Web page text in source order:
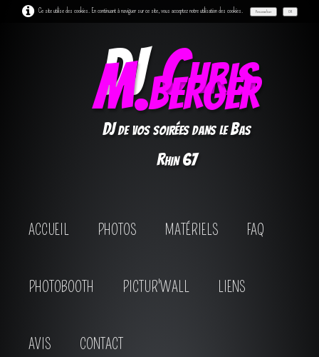
Ce site utilise des cookies. En continuant à naviguer sur ce site, vous acceptez notre utilisation des cookies. Personnaliser OK
DJChris
M.berger
DJ de vos soirées dans le Bas
Rhin 67
ACCUEIL PHOTOS MATÉRIELS FAQ
PHOTOBOOTH PICTUR'WALL LIENS
AVIS CONTACT